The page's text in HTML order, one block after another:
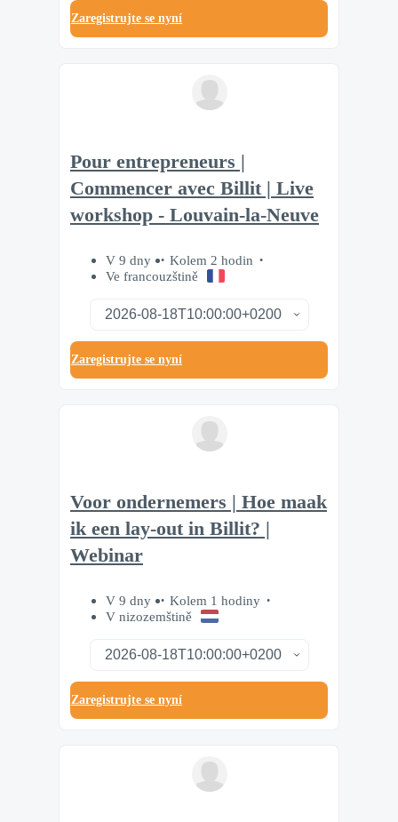
Zaregistrujte se nyní
Pour entrepreneurs |
Commencer avec Billit | Live
workshop - Louvain-la-Neuve
V 9 dny
Kolem 2 hodin
Ve francouzštině
Zaregistrujte se nyní
Voor ondernemers | Hoe maak
ik een lay-out in Billit? |
Webinar
V 9 dny
Kolem 1 hodiny
V nizozemštině
Zaregistrujte se nyní